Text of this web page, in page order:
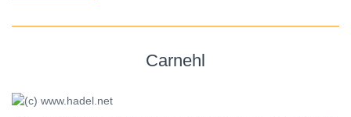
Carnehl